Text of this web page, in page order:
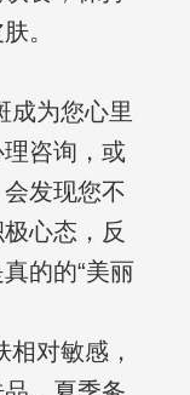
。
成为您心里
咨询，或
发现您不
心态，反
的的“美丽
对敏感，